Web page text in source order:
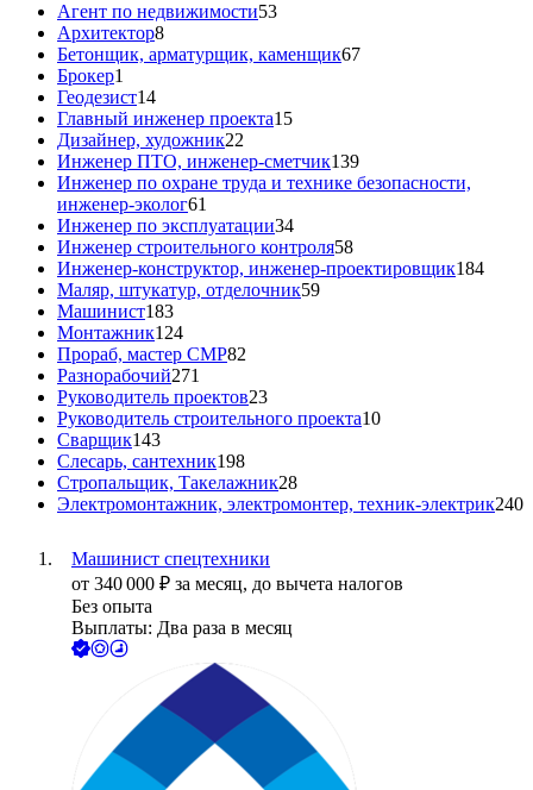
Агент по недвижимости53
Архитектор8
Бетонщик, арматурщик, каменщик67
Брокер1
Геодезист14
Главный инженер проекта15
Дизайнер, художник22
Инженер ПТО, инженер-сметчик139
Инженер по охране труда и технике безопасности,
инженер-эколог61
Инженер по эксплуатации34
Инженер строительного контроля58
Инженер-конструктор, инженер-проектировщик184
Маляр, штукатур, отделочник59
Машинист183
Монтажник124
Прораб, мастер СМР82
Разнорабочий271
Руководитель проектов23
Руководитель строительного проекта10
Сварщик143
Слесарь, сантехник198
Стропальщик, Такелажник28
Электромонтажник, электромонтер, техник-электрик240
Машинист спецтехники
от 340 000 ₽ за месяц, до вычета налогов
Без опыта
Выплаты: Два раза в месяц